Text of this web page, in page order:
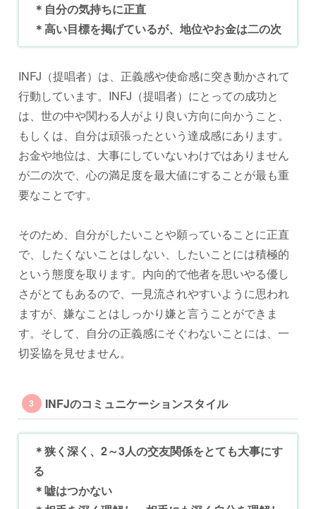
＊自分の気持ちに正直
＊高い目標を掲げているが、地位やお金は二の次
INFJ（提唱者）は、正義感や使命感に突き動かされて
行動しています。INFJ（提唱者）にとっての成功と
は、世の中や関わる人がより良い方向に向かうこと、
もしくは、自分は頑張ったという達成感にあります。
お金や地位は、大事にしていないわけではありません
が二の次で、心の満足度を最大値にすることが最も重
要なことです。
そのため、自分がしたいことや願っていることに正直
で、したくないことはしない、したいことには積極的
という態度を取ります。内向的で他者を思いやる優し
さがとてもあるので、一見流されやすいように思われ
ますが、嫌なことはしっかり嫌と言うことができま
す。そして、自分の正義感にそぐわないことには、一
切妥協を見せません。
INFJのコミュニケーションスタイル
＊狭く深く、2～3人の交友関係をとても大事にす
る
＊嘘はつかない